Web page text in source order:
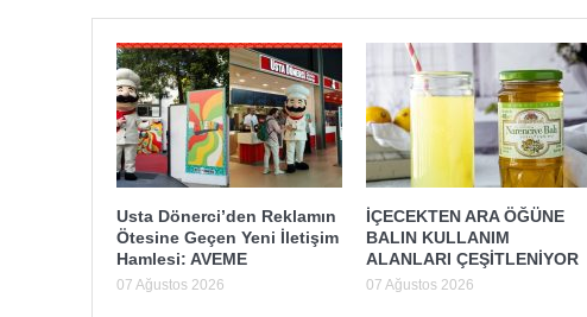
Usta Dönerci’den Reklamın
Ötesine Geçen Yeni İletişim
Hamlesi: AVEME
07 Ağustos 2026
İÇECEKTEN ARA ÖĞÜNE
BALIN KULLANIM
ALANLARI ÇEŞİTLENİYOR
07 Ağustos 2026